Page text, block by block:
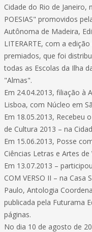
Cidade do Rio de Janeiro,
POESIAS" promovidos
Autônoma de Madeira,
LITERARTE, com a
premiados, que foi
todas as Escolas da Ilha
"Almas".
Em 24.04.2013, filiação à
Lisboa, com Núcleo em
Em 18.05.2013, Recebeu
de Cultura 2013 – na
Em 15.06.2013, Posse
Ciências Letras e Artes
Em 13.07.2013 –
COM VERSO II – na Casa
Paulo, Antologia
publicada pela Futurama
páginas.
No dia 10 de agosto de